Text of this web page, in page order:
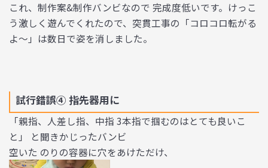
これ、制作案&制作バンビなので 完成度低いです。けっこ
う激しく遊んでくれたので、突貫工事の「コロコロ転がる
よ〜」は数日で姿を消しました。
試行錯誤④ 指先器用に
「親指、人差し指、中指 3本指で掴むのはとても良いこ
と」 と聞きかじったバンビ
空いた のりの容器に穴をあけただけ、